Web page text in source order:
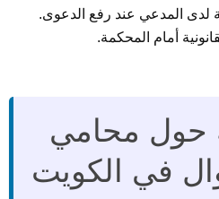
لدى المدعي عند رفع الدعوى.
أمام المحكمة.
حول محامي
في الكويت